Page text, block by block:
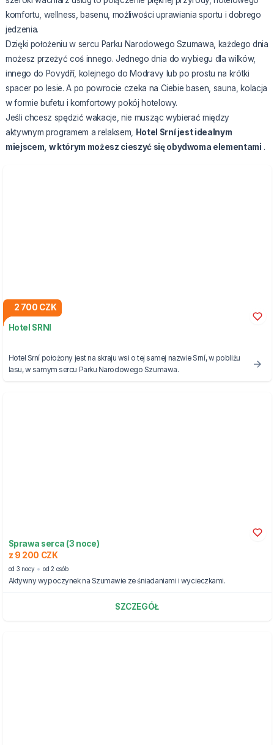
komfortu, wellness, basenu, możliwości uprawiania sportu i dobrego
jedzenia.
Dzięki położeniu w sercu Parku Narodowego Szumawa, każdego dnia
możesz przeżyć coś innego. Jednego dnia do wybiegu dla wilków,
innego do Povydří, kolejnego do Modravy lub po prostu na krótki
spacer po lesie. A po powrocie czeka na Ciebie basen, sauna, kolacja
w formie bufetu i komfortowy pokój hotelowy.
Jeśli chcesz spędzić wakacje, nie musząc wybierać między
aktywnym programem a relaksem,
Hotel Srníjest idealnym
miejscem, w którym możesz cieszyć się obydwoma elementami .
2 700 CZK
Hotel SRNI
Hotel Srní położony jest na skraju wsi o tej samej nazwie Srní, w pobliżu
lasu, w samym sercu Parku Narodowego Szumawa.
Sprawa serca (3 noce)
z 9 200 CZK
od 3 nocy od 2 osób
Aktywny wypoczynek na Szumawie ze śniadaniami i wycieczkami.
SZCZEGÓŁ